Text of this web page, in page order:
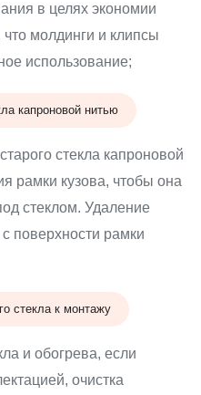
в целях экономии
молдинги и клипсы
использование;
капроновой нитью
стекла капроновой
рамки кузова, чтобы она
стеклом. Удаление
с поверхности рамки
стекла к монтажу
и обогрева, если
очистка